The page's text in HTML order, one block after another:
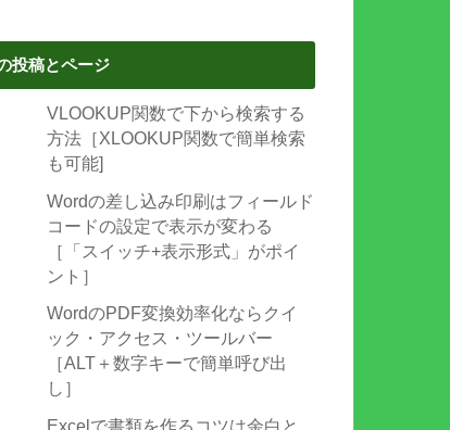
投稿とページ
VLOOKUP関数で下から検索する
方法［XLOOKUP関数で簡単検索
も可能]
Wordの差し込み印刷はフィールド
コードの設定で表示が変わる
［「スイッチ+表示形式」がポイ
ント］
WordのPDF変換効率化ならクイ
ック・アクセス・ツールバー
［ALT＋数字キーで簡単呼び出
し］
Excelで書類を作るコツは余白と